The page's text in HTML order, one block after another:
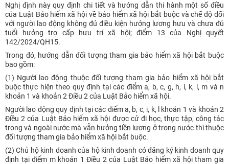
Nghị định này quy định chi tiết và hướng dẫn thi hành một số điều
của Luật Bảo hiểm xã hội về bảo hiểm xã hội bắt buộc và chế độ đối
với người lao động không đủ điều kiện hưởng lương hưu và chưa đủ
tuổi hưởng trợ cấp hưu trí xã hội; điểm 13 của Nghị quyết
142/2024/QH15.
Trong đó, hướng dẫn đối tượng tham gia bảo hiểm xã hội bắt buộc
bao gồm:
(1) Người lao động thuộc đối tượng tham gia bảo hiểm xã hội bắt
buộc thực hiện theo quy định tại các điểm a, b, c, g, h, i, k, l, m và n
khoản 1 và khoản 2 Điều 2 của Luật Bảo hiểm xã hội.
Người lao động quy định tại các điểm a, b, c, i, k, l khoản 1 và khoản 2
Điều 2 của Luật Bảo hiểm xã hội được cử đi học, thực tập, công tác
trong và ngoài nước mà vẫn hưởng tiền lương ở trong nước thì thuộc
đối tượng tham gia bảo hiểm xã hội bắt buộc.
(2) Chủ hộ kinh doanh của hộ kinh doanh có đăng ký kinh doanh quy
định tại điểm m khoản 1 Điều 2 của Luật Bảo hiểm xã hội tham gia